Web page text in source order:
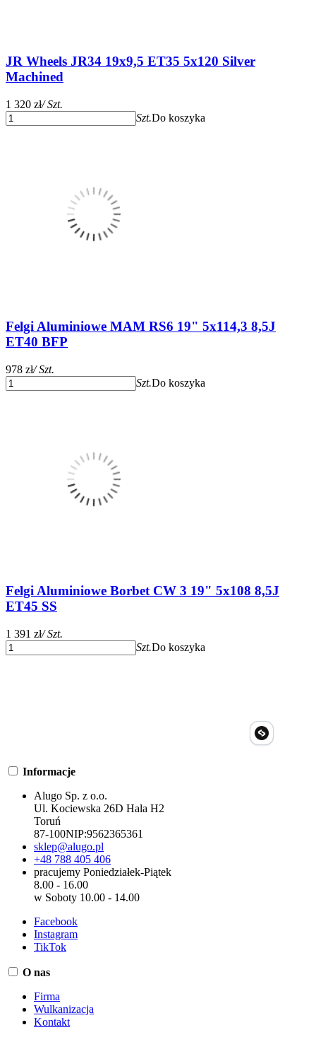
JR Wheels JR34 19x9,5 ET35 5x120 Silver
Machined
1 320 zł/ Szt.
Szt.Do koszyka
Felgi Aluminiowe MAM RS6 19" 5x114,3 8,5J
ET40 BFP
978 zł/ Szt.
Szt.Do koszyka
Felgi Aluminiowe Borbet CW 3 19" 5x108 8,5J
ET45 SS
1 391 zł/ Szt.
Szt.Do koszyka
Informacje
Alugo Sp. z o.o.
Ul. Kociewska 26D Hala H2
Toruń
87-100NIP:9562365361
sklep@alugo.pl
+48 788 405 406
pracujemy Poniedziałek-Piątek
8.00 - 16.00
w Soboty 10.00 - 14.00
Facebook
Instagram
TikTok
O nas
Firma
Wulkanizacja
Kontakt